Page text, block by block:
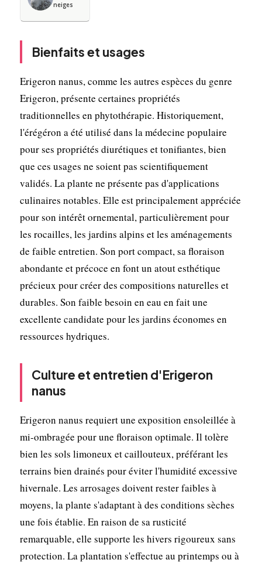
neiges
Bienfaits et usages
Erigeron nanus, comme les autres espèces du genre
Erigeron, présente certaines propriétés
traditionnelles en phytothérapie. Historiquement,
l'érégéron a été utilisé dans la médecine populaire
pour ses propriétés diurétiques et tonifiantes, bien
que ces usages ne soient pas scientifiquement
validés. La plante ne présente pas d'applications
culinaires notables. Elle est principalement appréciée
pour son intérêt ornemental, particulièrement pour
les rocailles, les jardins alpins et les aménagements
de faible entretien. Son port compact, sa floraison
abondante et précoce en font un atout esthétique
précieux pour créer des compositions naturelles et
durables. Son faible besoin en eau en fait une
excellente candidate pour les jardins économes en
ressources hydriques.
Culture et entretien d'Erigeron
nanus
Erigeron nanus requiert une exposition ensoleillée à
mi-ombragée pour une floraison optimale. Il tolère
bien les sols limoneux et caillouteux, préférant les
terrains bien drainés pour éviter l'humidité excessive
hivernale. Les arrosages doivent rester faibles à
moyens, la plante s'adaptant à des conditions sèches
une fois établie. En raison de sa rusticité
remarquable, elle supporte les hivers rigoureux sans
protection. La plantation s'effectue au printemps ou à